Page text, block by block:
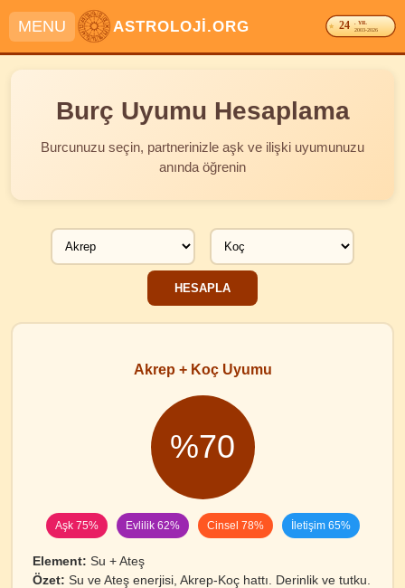
MENU ASTROLOJİ.ORG 24 . YIL
2003-2026
Burç Uyumu Hesaplama
Burcunuzu seçin, partnerinizle aşk ve ilişki uyumunuzu
anında öğrenin
Akrep + Koç Uyumu
%70
Aşk 75% Evlilik 62% Cinsel 78% İletişim 65%
Element: Su + Ateş
Özet: Su ve Ateş enerjisi, Akrep-Koç hattı. Derinlik ve tutku.